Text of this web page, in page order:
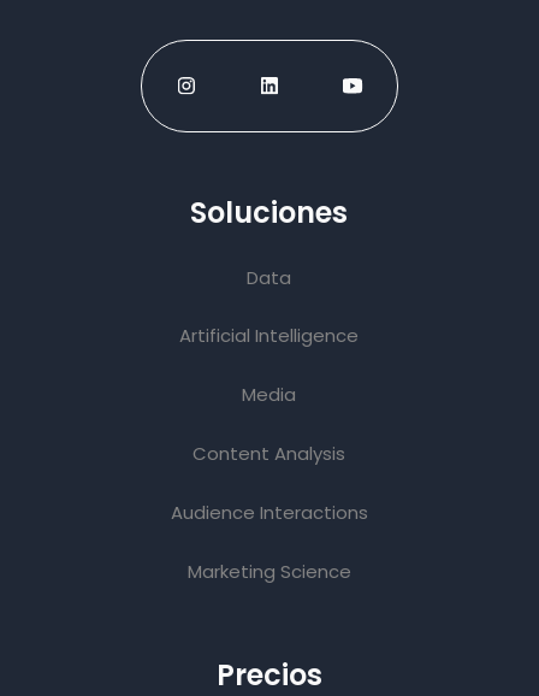
Soluciones
Data
Artificial Intelligence
Media
Content Analysis
Audience Interactions
Marketing Science
Precios